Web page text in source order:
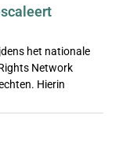
het nationale
Network
Hierin